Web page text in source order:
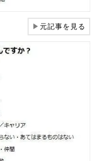
▶元記事を見る